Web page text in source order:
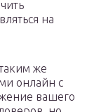
на
же
онлайн с
вашего